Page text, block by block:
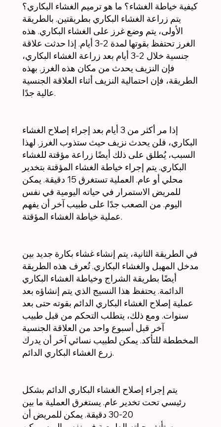
كيفية خياطة الغشاء؟ ما هو ترميم الغشاء البكاري؟
يتم زراعة الغشاء البكاري بطريقتين. بالطريقة
الأولى، يتم وضع غرز على الغشاء البكاري. هذه
الغرز تحتفظ بقوتها لمدة 2-3 أيام. إذا حدثت علاقة
جنسية خلال 2-3 أيام بعد زراعة الغشاء البكاري،
فإن النزيف يحدث من مكان هذه الغرز. بهذه
الطريقة، فإن احتمالية النزيف أثناء العلاقة الجنسية
عالية جدًا.
إذا مر أكثر من 3 أيام بعد إجراء إصلاح الغشاء
البكاري، فلن يحدث نزيف حيث ستذوب الغرز. لهذا
السبب، يُطلق على ذلك أيضًا زراعة مؤقتة للغشاء
البكاري. يتم إجراء خياطة الغشاء المؤقتة بتخدير
محلي أو عام. العملية تستغرق 15 دقيقة. يمكن
للمريض الاستمرار في حياته اليومية في نفس
اليوم. من الصعب جدًا على طبيب آخر أن يفهم
عملية خياطة الغشاء المؤقتة.
في الطريقة الثانية، يتم إنشاء غشاء بكارة جديد بين
مدخل المهبل والغشاء البكاري. تُعرف هذه الطريقة
أيضًا بطريقة الشراج وخياطة الغشاء البكاري
الدائمة. يحتفظ هذا النسيج الذي يتم إنشاؤه بعد
عملية إصلاح الغشاء البكاري الدائم بقوته حتى بعد
سنوات. ومع ذلك، يتطلب التحكم من قبل طبيب
آخر قبل أسبوع واحد من العلاقة الجنسية
المخططة للتأكد. يمكن لطبيب نسائي آخر أن يدرك
زرع الغشاء البكاري الدائم.
يتم إجراء إصلاح الغشاء البكاري الدائم بشكل
رئيسي تحت تخدير عام. يستغرق العملية ما بين
20-30 دقيقة. يمكن للمريض أن